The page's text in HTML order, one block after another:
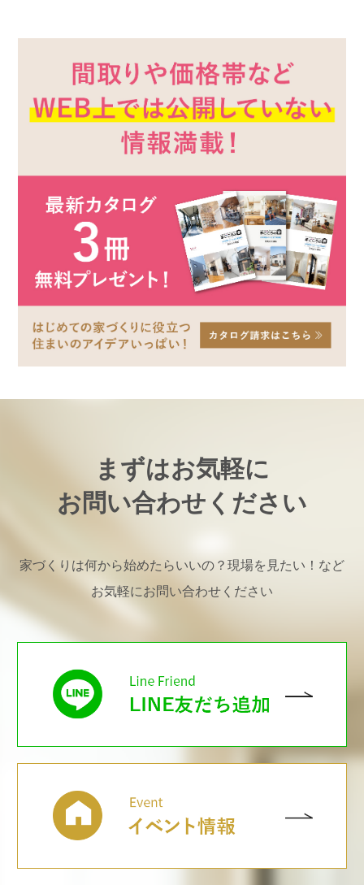
まずはお気軽に
お問い合わせください
家づくりは何から始めたらいいの？現場を見たい！など
お気軽にお問い合わせください